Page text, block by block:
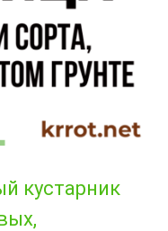
кустарник